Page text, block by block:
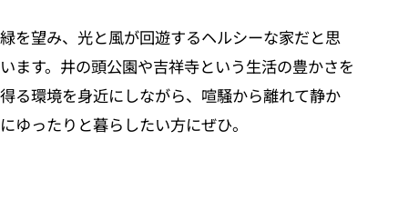
緑を望み、光と風が回遊するヘルシーな家だと思
います。井の頭公園や吉祥寺という生活の豊かさを
得る環境を身近にしながら、喧騒から離れて静か
にゆったりと暮らしたい方にぜひ。